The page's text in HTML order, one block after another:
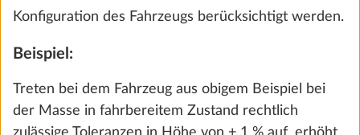
technisch zulässigen Gesamtmasse die Masse in
abgezogen werden.
Da es sich bei der Masse in fahrbereitem Zustand
um einen errechneten Wert handelt, der rechtlich